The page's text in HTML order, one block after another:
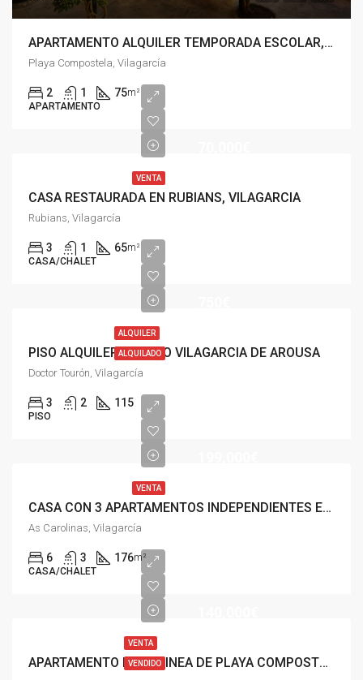
APARTAMENTO ALQUILER TEMPORADA ESCOLAR, PLAYA COMPOSTELA VILAGARCÍA
Playa Compostela, Vilagarcía
2 1 75m²
APARTAMENTO
VENTA
CASA RESTAURADA EN RUBIANS, VILAGARCIA
Rubians, Vilagarcía
3 1 65m²
CASA/CHALET
ALQUILER
ALQUILADO
PISO ALQUILER CENTRO VILAGARCIA DE AROUSA
Doctor Tourón, Vilagarcía
3 2 115
PISO
VENTA
CASA CON 3 APARTAMENTOS INDEPENDIENTES EN VILAGARCIA
As Carolinas, Vilagarcía
6 3 176m²
CASA/CHALET
VENTA
VENDIDO APARTAMENTO EN 2ª LINEA DE PLAYA COMPOSTELA, VILAGARCIA